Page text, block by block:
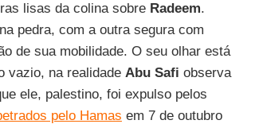
lisas da colina sobre Radeem.
pedra, com a outra segura com
de sua mobilidade. O seu olhar está
vazio, na realidade Abu Safi observa
ele, palestino, foi expulso pelos
pelo Hamas em 7 de outubro